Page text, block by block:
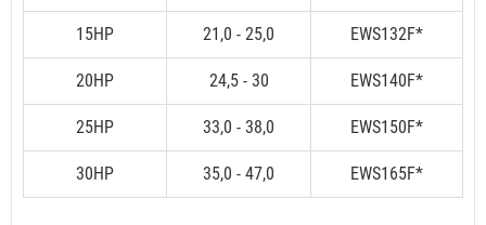
15HP 21,0 - 25,0 EWS132F*
20HP 24,5 - 30 EWS140F*
25HP 33,0 - 38,0 EWS150F*
30HP 35,0 - 47,0 EWS165F*